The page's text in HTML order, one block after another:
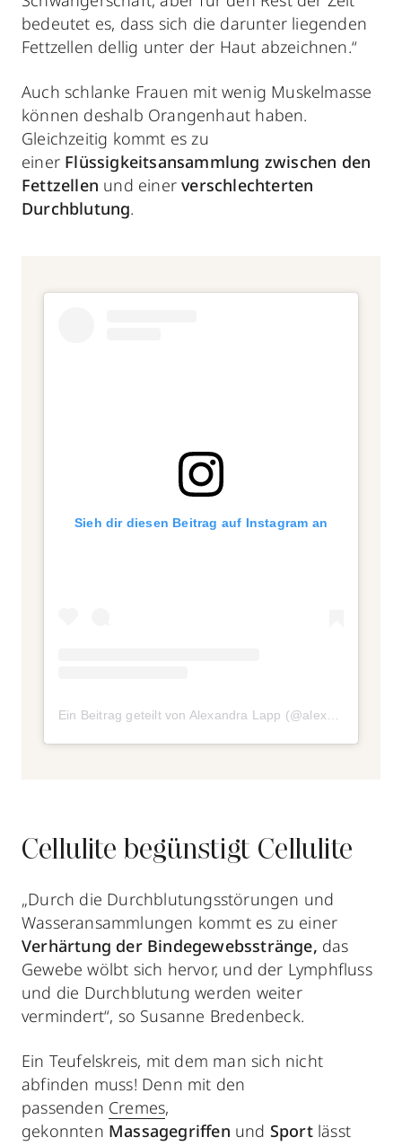
bedeutet es, dass sich die darunter liegenden
Fettzellen dellig unter der Haut abzeichnen.“
Auch schlanke Frauen mit wenig Muskelmasse
können deshalb Orangenhaut haben.
Gleichzeitig kommt es zu
einer Flüssigkeitsansammlung zwischen den
Fettzellen und einerverschlechterten
Durchblutung.
Sieh dir diesen Beitrag auf Instagram an
Cellulite begünstigt Cellulite
„Durch die Durchblutungsstörungen und
Wasseransammlungen kommt es zu einer
Verhärtung der Bindegewebsstränge, das
Gewebe wölbt sich hervor, und der Lymphfluss
und die Durchblutung werden weiter
vermindert“, so Susanne Bredenbeck.
Ein Teufelskreis, mit dem man sich nicht
abfinden muss! Denn mit den
passenden Cremes,
gekonnten Massagegriffen und Sport lässt